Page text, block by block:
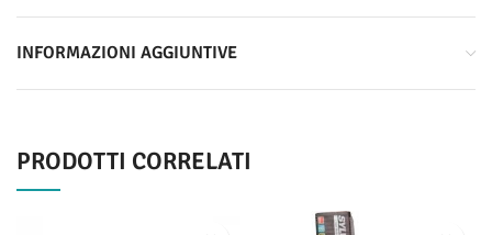
INFORMAZIONI AGGIUNTIVE
PRODOTTI CORRELATI